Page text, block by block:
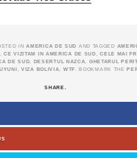
INAMERICA DE SUD AND TAGGED
,CE VIZITAM IN AMERICA DE SUD,CELE MAI
DE SUD, DESERTUL NAZCA, GHETARUL
, VIZA BOLIVIA, WTF. BOOKMARK THE
SHARE.